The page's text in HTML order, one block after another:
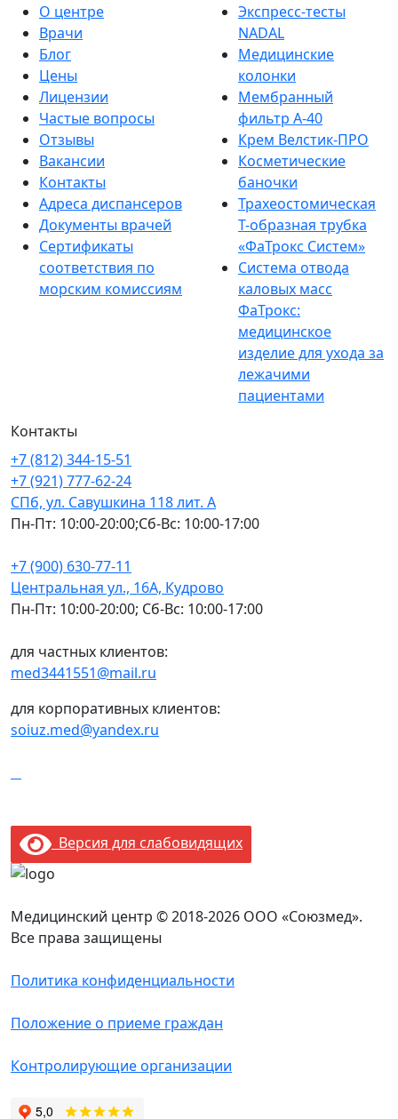
Медицинский центр © 2018-2026 ООО «Союзмед».
Все права защищены
Политика конфиденциальности
Положение о приеме граждан
Контролирующие организации
О центре
Врачи
Блог
Цены
Лицензии
Частые вопросы
Отзывы
Вакансии
Контакты
Адреса диспансеров
Документы врачей
Сертификаты
соответствия по
морским комиссиям
Экспресс-тесты
NADAL
Медицинские
колонки
Мембранный
фильтр A-40
Крем Велстик-ПРО
Косметические
баночки
Трахеостомическая
Т-образная трубка
«ФаТрокс Систем»
Система отвода
каловых масс
ФаТрокс:
медицинское
изделие для ухода за
лежачими
пациентами
Контакты
+7 (812) 344-15-51
+7 (921) 777-62-24
СПб, ул. Савушкина 118 лит. А
Пн-Пт: 10:00-20:00;Сб-Вс: 10:00-17:00
+7 (900) 630-77-11
Центральная ул., 16А, Кудрово
Пн-Пт: 10:00-20:00; Сб-Вс: 10:00-17:00
для частных клиентов:
med3441551@mail.ru
для корпоративных клиентов:
soiuz.med@yandex.ru
Версия для слабовидящих